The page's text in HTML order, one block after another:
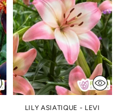
LILY ASIATIQUE - LEVI